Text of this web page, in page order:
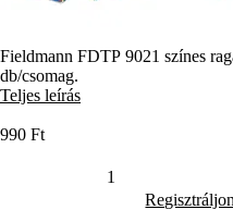
Fieldmann FDTP 9021 színes
db/csomag.
Teljes leírás
990 Ft